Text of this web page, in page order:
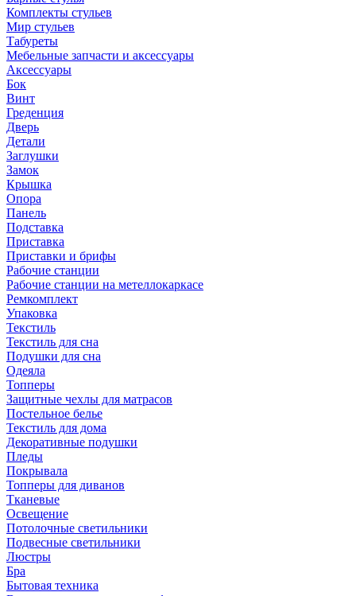
Комплекты стульев
Мир стульев
Табуреты
Мебельные запчасти и аксессуары
Аксессуары
Бок
Винт
Греденция
Дверь
Детали
Заглушки
Замок
Крышка
Опора
Панель
Подставка
Приставка
Приставки и брифы
Рабочие станции
Рабочие станции на метеллокаркасе
Ремкомплект
Упаковка
Текстиль
Текстиль для сна
Подушки для сна
Одеяла
Топперы
Защитные чехлы для матрасов
Постельное белье
Текстиль для дома
Декоративные подушки
Пледы
Покрывала
Топперы для диванов
Тканевые
Освещение
Потолочные светильники
Подвесные светильники
Люстры
Бра
Бытовая техника